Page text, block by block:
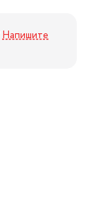
Напишите